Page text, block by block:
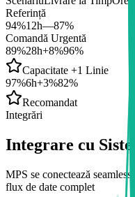
Referință
94%12h—87%
Comandă Urgentă
89%28h+8%96%
Capacitate +1 Linie
97%6h+3%82%
Recomandat
Integrări
Integrare cu
MPS se conectează
flux de date complet